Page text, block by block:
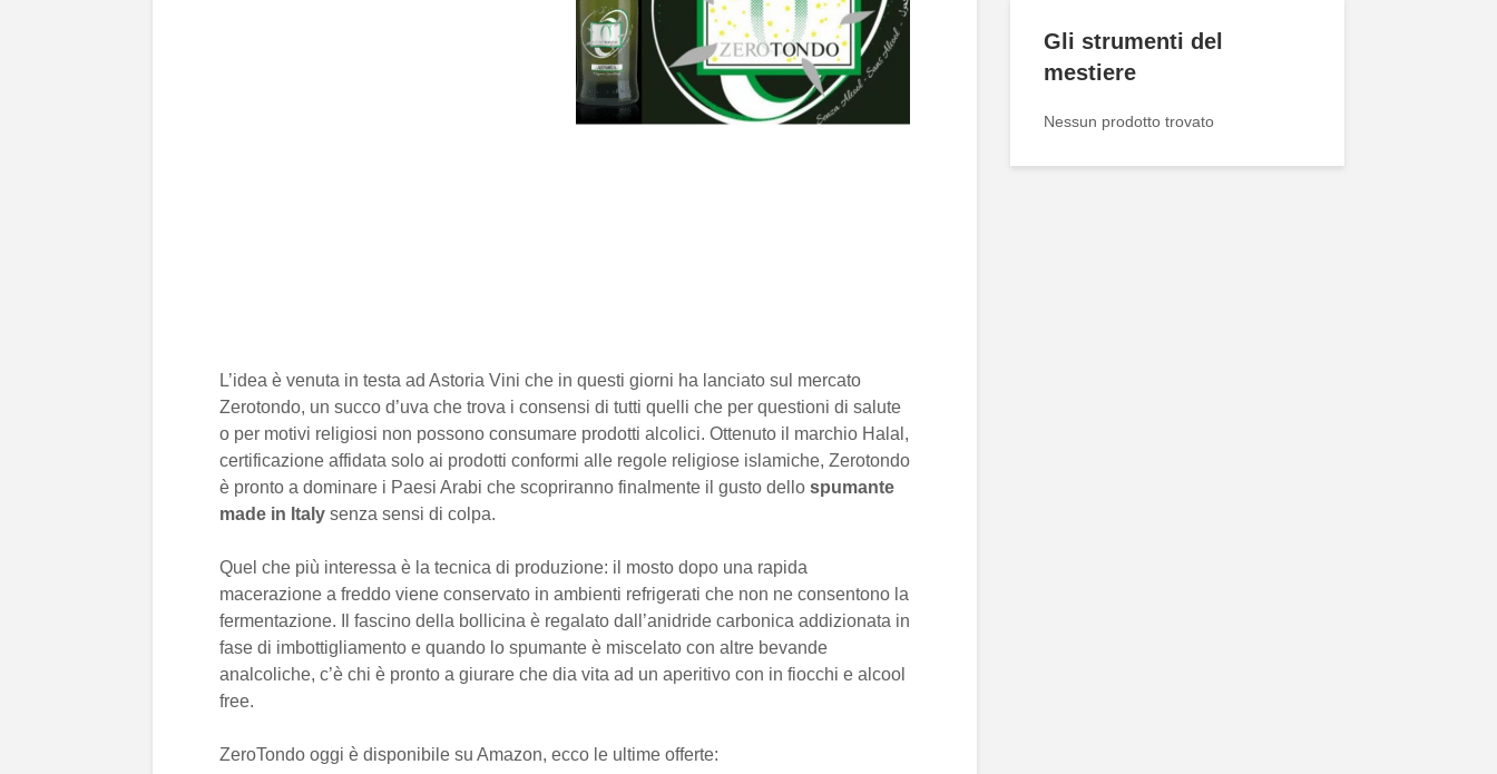
L’idea è venuta in testa ad Astoria Vini che in questi giorni ha lanciato sul mercato
Zerotondo, un succo d’uva che trova i consensi di tutti quelli che per questioni di salute
o per motivi religiosi non possono consumare prodotti alcolici. Ottenuto il marchio Halal,
certificazione affidata solo ai prodotti conformi alle regole religiose islamiche, Zerotondo
è pronto a dominare i Paesi Arabi che scopriranno finalmente il gusto dello spumante
made in Italy senza sensi di colpa.
Quel che più interessa è la tecnica di produzione: il mosto dopo una rapida
macerazione a freddo viene conservato in ambienti refrigerati che non ne consentono la
fermentazione. Il fascino della bollicina è regalato dall’anidride carbonica addizionata in
fase di imbottigliamento e quando lo spumante è miscelato con altre bevande
analcoliche, c’è chi è pronto a giurare che dia vita ad un aperitivo con in fiocchi e alcool
free.
ZeroTondo oggi è disponibile su Amazon, ecco le ultime offerte:
Gli strumenti del
mestiere
Nessun prodotto trovato